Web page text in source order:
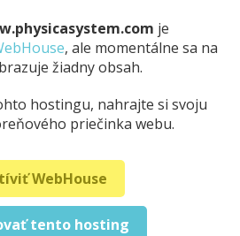
je
, ale momentálne sa na
žiadny obsah.
hostingu, nahrajte si svoju
priečinka webu.
WebHouse
tento hosting